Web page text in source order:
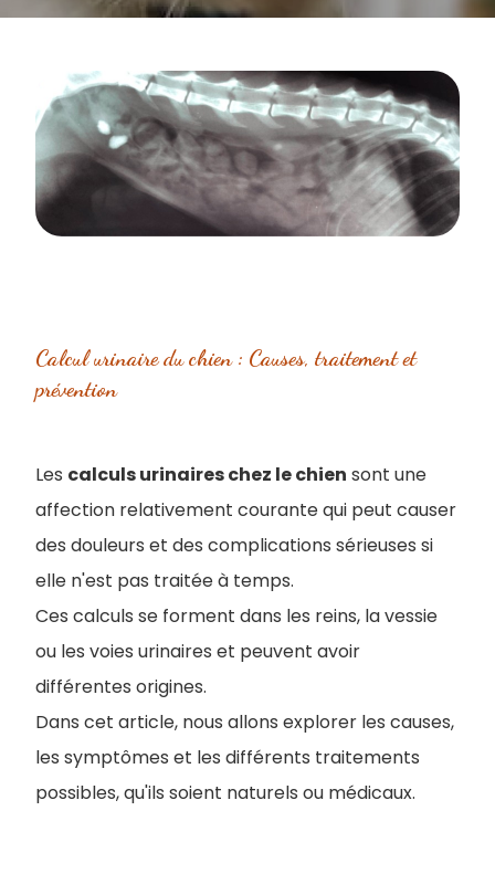
Calcul urinaire du chien : Causes, traitement et
prévention
Les calculs urinaires chez le chien sont une
affection relativement courante qui peut causer
des douleurs et des complications sérieuses si
elle n'est pas traitée à temps.
Ces calculs se forment dans les reins, la vessie
ou les voies urinaires et peuvent avoir
différentes origines.
Dans cet article, nous allons explorer les causes,
les symptômes et les différents traitements
possibles, qu'ils soient naturels ou médicaux.